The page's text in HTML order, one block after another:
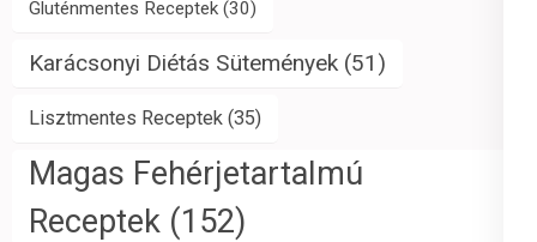
Gluténmentes Receptek (30)
Karácsonyi Diétás Sütemények (51)
Lisztmentes Receptek (35)
Magas Fehérjetartalmú
Receptek (152)